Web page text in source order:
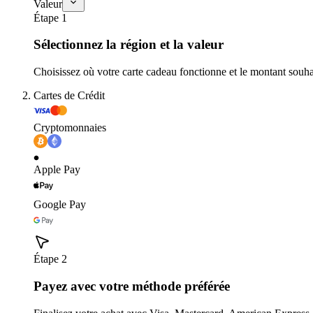
Valeur
Étape 1
Sélectionnez la région et la valeur
Choisissez où votre carte cadeau fonctionne et le montant
Cartes de Crédit
Cryptomonnaies
Apple Pay
Google Pay
Étape 2
Payez avec votre méthode préférée